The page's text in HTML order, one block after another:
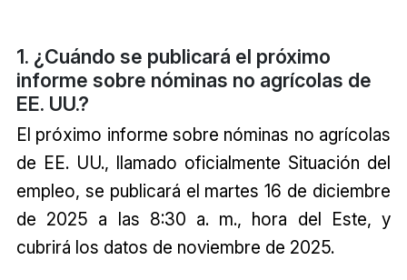
1. ¿Cuándo se publicará el próximo
informe sobre nóminas no agrícolas de
EE. UU.?
El próximo informe sobre nóminas no agrícolas
de EE. UU., llamado oficialmente Situación del
empleo, se publicará el martes 16 de diciembre
de 2025 a las 8:30 a. m., hora del Este, y
cubrirá los datos de noviembre de 2025.